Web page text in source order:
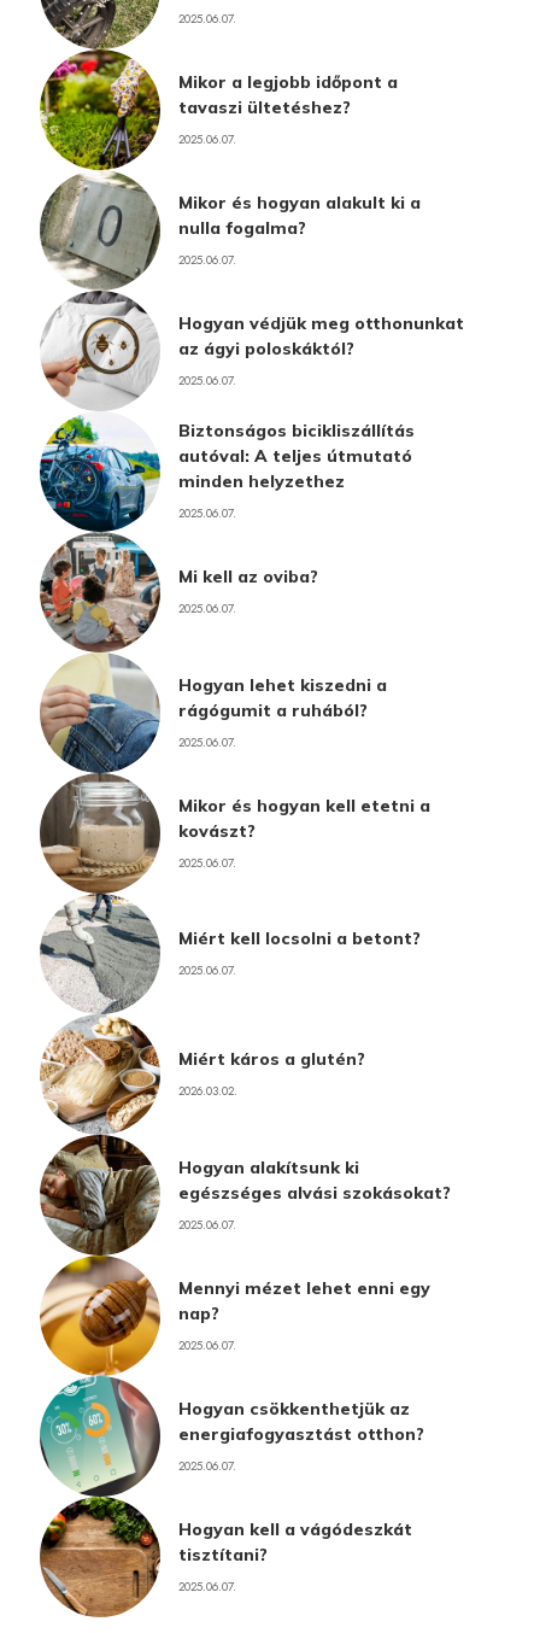
2025.06.07.
Mikor a legjobb időpont a
tavaszi ültetéshez?
2025.06.07.
Mikor és hogyan alakult ki a
nulla fogalma?
2025.06.07.
Hogyan védjük meg otthonunkat
az ágyi poloskáktól?
2025.06.07.
Biztonságos bicikliszállítás
autóval: A teljes útmutató
minden helyzethez
2025.06.07.
Mi kell az oviba?
2025.06.07.
Hogyan lehet kiszedni a
rágógumit a ruhából?
2025.06.07.
Mikor és hogyan kell etetni a
kovászt?
2025.06.07.
Miért kell locsolni a betont?
2025.06.07.
Miért káros a glutén?
2026.03.02.
Hogyan alakítsunk ki
egészséges alvási szokásokat?
2025.06.07.
Mennyi mézet lehet enni egy
nap?
2025.06.07.
Hogyan csökkenthetjük az
energiafogyasztást otthon?
2025.06.07.
Hogyan kell a vágódeszkát
tisztítani?
2025.06.07.